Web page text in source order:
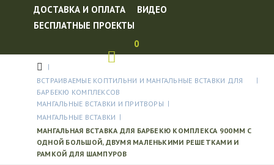
ДОСТАВКА И ОПЛАТА
ВИДЕО
БЕСПЛАТНЫЕ ПРОЕКТЫ
0
ВСТРАИВАЕМЫЕ КОПТИЛЬНИ И МАНГАЛЬНЫЕ ВСТАВКИ ДЛЯ
БАРБЕКЮ КОМПЛЕКСОВ
МАНГАЛЬНЫЕ ВСТАВКИ И ПРИТВОРЫ
МАНГАЛЬНЫЕ ВСТАВКИ
МАНГАЛЬНАЯ ВСТАВКА ДЛЯ БАРБЕКЮ КОМПЛЕКСА 900ММ С
ОДНОЙ БОЛЬШОЙ, ДВУМЯ МАЛЕНЬКИМИ РЕШЕТКАМИ И
РАМКОЙ ДЛЯ ШАМПУРОВ